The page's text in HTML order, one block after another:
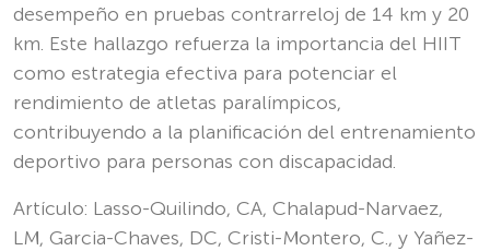
desempeño en pruebas contrarreloj de 14 km y 20
km. Este hallazgo refuerza la importancia del HIIT
como estrategia efectiva para potenciar el
rendimiento de atletas paralímpicos,
contribuyendo a la planificación del entrenamiento
deportivo para personas con discapacidad.
Artículo: Lasso-Quilindo, CA, Chalapud-Narvaez,
LM, Garcia-Chaves, DC, Cristi-Montero, C., y Yañez-